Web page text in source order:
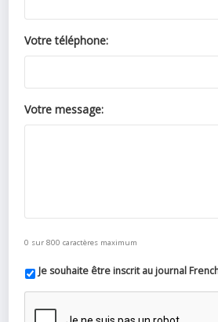
Votre téléphone:
Votre message:
0 sur 800 caractères maximum
Je souhaite être inscrit au journal